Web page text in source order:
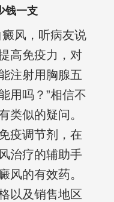
对白癜风患者的
康复。
钱一支
风，听病友说
高免疫力，对
注射用胸腺五
用吗？”相信不
类似的疑问。
疫调节剂，在
治疗的辅助手
风的有效药。
以及销售地区